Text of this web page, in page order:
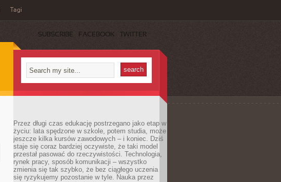
Tagi
SUBSCRIBE FACEBOOK TWITTER
Przez długi czas edukację postrzegano jako etap w
życiu: lata spędzone w szkole, potem studia, może
jeszcze kilka kursów zawodowych – i koniec. Dziś
staje się coraz bardziej oczywiste, że taki model
przestał pasować do rzeczywistości. Technologia,
rynek pracy, sposób komunikacji – wszystko
zmienia się tak szybko, że bez ciągłego uczenia
się ryzykujemy pozostanie w tyle. Nauka przez